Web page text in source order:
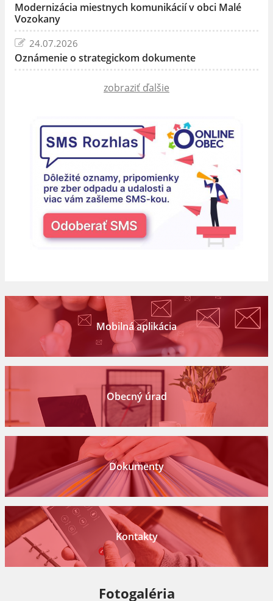
Modernizácia miestnych komunikácií v obci Malé
Vozokany
24.07.2026
Oznámenie o strategickom dokumente
zobraziť ďalšie
Mobilná aplikácia
Obecný úrad
Dokumenty
Kontakty
Fotogaléria